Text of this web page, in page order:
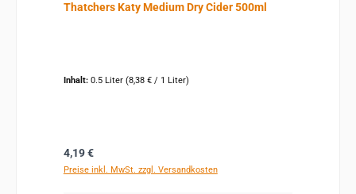
Thatchers Katy Medium Dry Cider 500ml
Inhalt: 0.5 Liter (8,38 € / 1 Liter)
Regulärer Preis:
4,19 €
Preise inkl. MwSt. zzgl. Versandkosten